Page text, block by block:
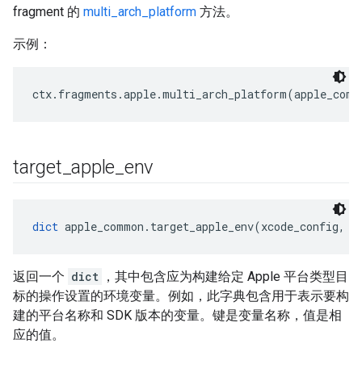
fragment 的 multi_arch_platform 方法。
示例：
target _apple env
dict apple_common.target_apple_env(xcode_config,
返回一个 dict ，其中包含应为构建给定 Apple 平台类型目
标的操作设置的环境变量。例如，此字典包含用于表示要构
建的平台名称和 SDK 版本的变量。键是变量名称，值是相
应的值。